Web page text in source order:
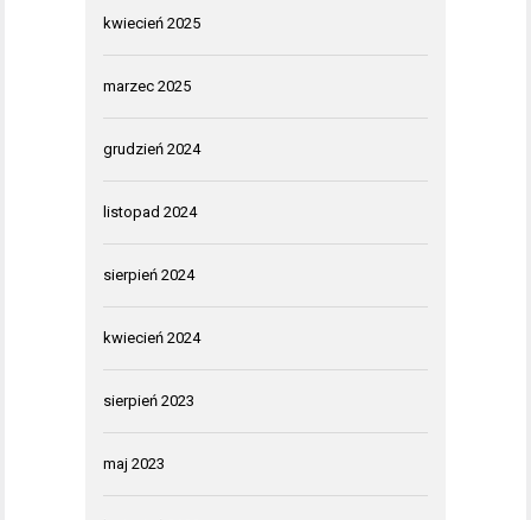
kwiecień 2025
marzec 2025
grudzień 2024
listopad 2024
sierpień 2024
kwiecień 2024
sierpień 2023
maj 2023